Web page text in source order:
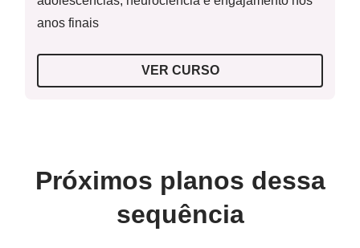
anos finais
VER CURSO
Próximos planos dessa
sequência